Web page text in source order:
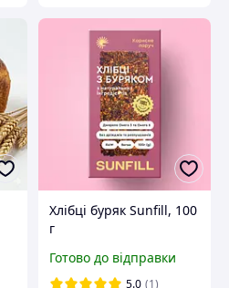
Хлібці буряк Sunfill, 100
г
Готово до відправки
5.0 (1)